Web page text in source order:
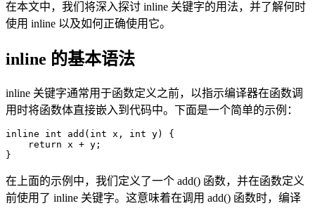
在本文中，我们将深入探讨 inline 关键字的用法，并了解何时
使用 inline 以及如何正确使用它。
inline 的基本语法
inline 关键字通常用于函数定义之前，以指示编译器在函数调
用时将函数体直接嵌入到代码中。下面是一个简单的示例：
inline int add(int x, int y) {
    return x + y;
在上面的示例中，我们定义了一个 add() 函数，并在函数定义
前使用了 inline 关键字。这意味着在调用 add() 函数时，编译